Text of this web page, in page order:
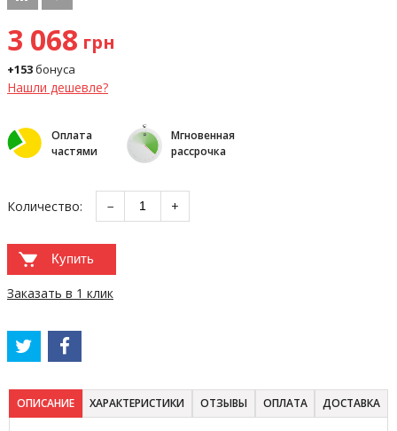
3 068 грн
+153бонуса
Нашли дешевле?
Оплата
частями
Мгновенная
рассрочка
Количество: − +
Купить
Заказать в 1 клик
ОПИСАНИЕ ХАРАКТЕРИСТИКИ ОТЗЫВЫ ОПЛАТА ДОСТАВКА